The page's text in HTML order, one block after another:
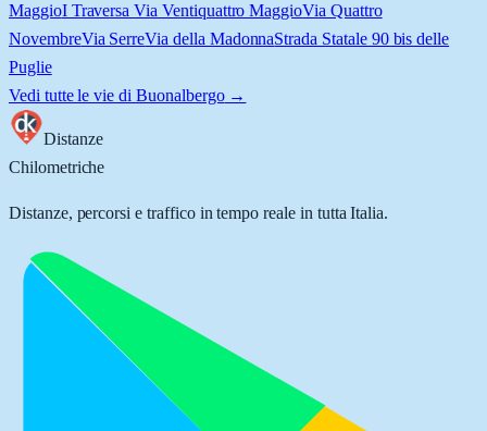
MaggioI Traversa Via Ventiquattro MaggioVia Quattro
NovembreVia SerreVia della MadonnaStrada Statale 90 bis delle
Puglie
Vedi tutte le vie di Buonalbergo→
Distanze
Chilometriche
Distanze, percorsi e traffico in tempo reale in tutta Italia.